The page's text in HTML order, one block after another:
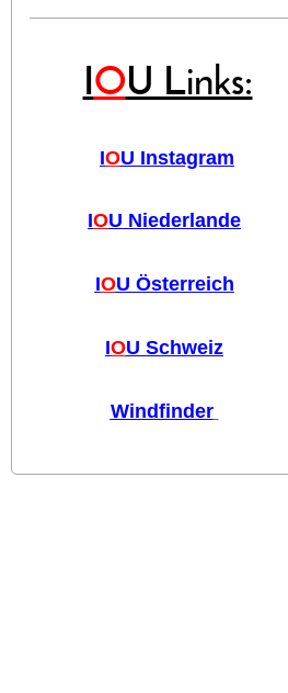
IOU Links:
IOU Instagram
IOU Niederlande
IOU Österreich
IOU Schweiz
Windfinder